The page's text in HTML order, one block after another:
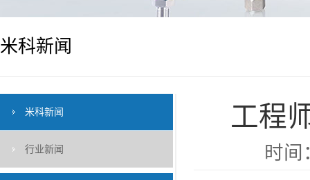
米科新闻
米科新闻
行业新闻
工程
时间